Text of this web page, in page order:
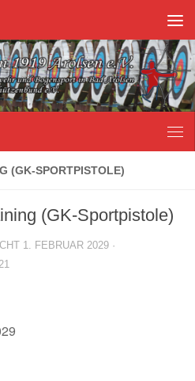
(GK-SPORTPISTOLE)
(GK-Sportpistole)
1. FEBRUAR 2029 ·